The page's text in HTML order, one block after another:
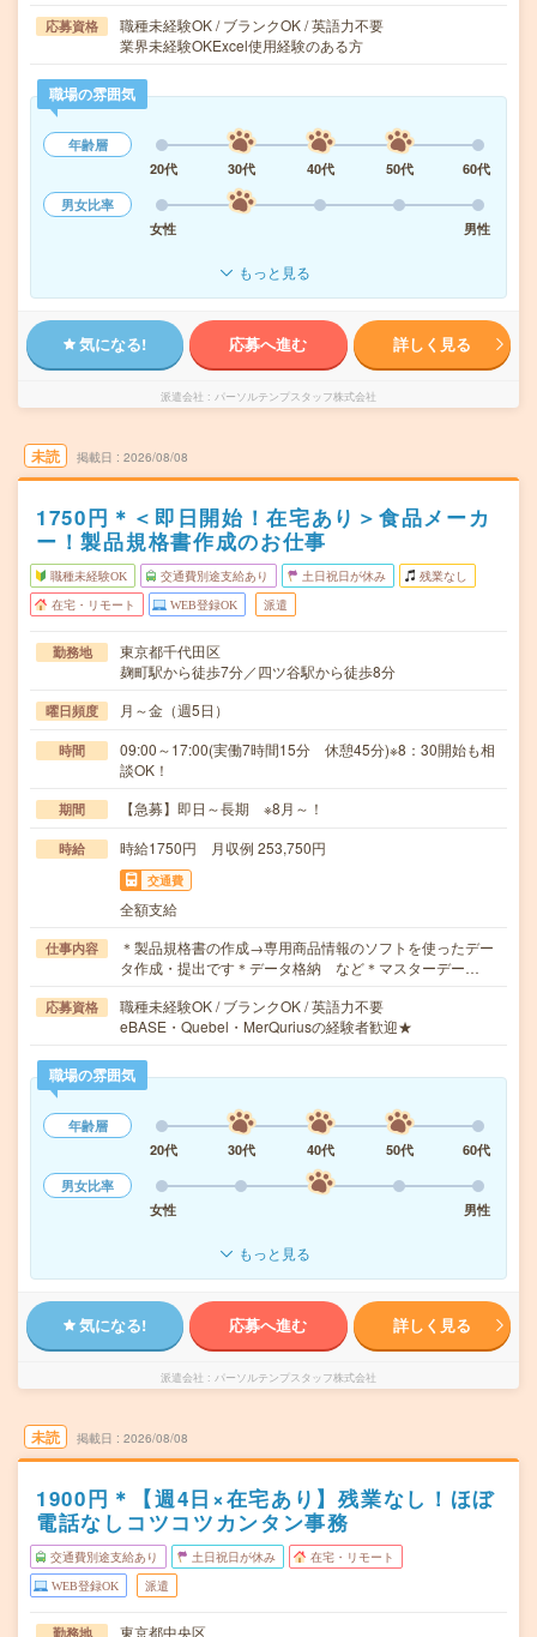
応募資格
職種未経験OK / ブランクOK / 英語力不要
業界未経験OKExcel使用経験のある方
職場の雰囲気
年齢層
20代
30代 40代 50代
60代
男女比率
女性
男性
もっと見る
気になる! 応募へ進む 詳しく見る
派遣会社 パーソルテンプスタッフ株式会社
未読 掲載日 2026/08/08
1750円＊＜即日開始！在宅あり＞食品メーカ
ー！製品規格書作成のお仕事
職種未経験OK 交通費別途支給あり 土日祝日が休み 残業なし
在宅・リモート WEB登録OK 派遣
勤務地
東京都千代田区
麹町駅から徒歩7分／四ツ谷駅から徒歩8分
曜日頻度 月～金（週5日）
時間
09:00～17:00(実働7時間15分 休憩45分)※8：30開始も相
談OK！
期間 【急募】即日～長期 ※8月～！
時給 時給1750円 月収例 253,750円
交通費
全額支給
仕事内容
＊製品規格書の作成→専用商品情報のソフトを使ったデー
タ作成・提出です＊データ格納 など＊マスターデー…
応募資格
職種未経験OK / ブランクOK / 英語力不要
eBASE・Quebel・MerQuriusの経験者歓迎★
職場の雰囲気
年齢層
20代
30代 40代 50代
60代
男女比率
女性
男性
もっと見る
気になる! 応募へ進む 詳しく見る
派遣会社 パーソルテンプスタッフ株式会社
未読 掲載日 2026/08/08
1900円＊【週4日×在宅あり】残業なし！ほぼ
電話なしコツコツカンタン事務
交通費別途支給あり 土日祝日が休み 在宅・リモート
WEB登録OK 派遣
勤務地 東京都中央区